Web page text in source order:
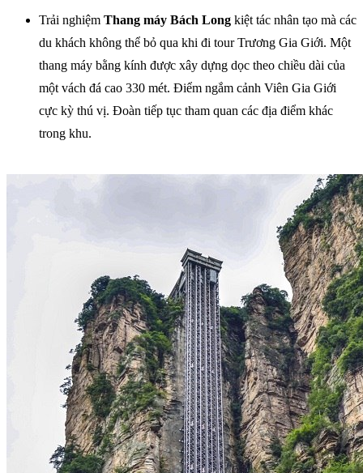
Trải nghiệm Thang máy Bách Long kiệt tác nhân tạo mà các
du khách không thể bỏ qua khi đi tour Trương Gia Giới. Một
thang máy bằng kính được xây dựng dọc theo chiều dài của
một vách đá cao 330 mét. Điểm ngắm cảnh Viên Gia Giới
cực kỳ thú vị. Đoàn tiếp tục tham quan các địa điểm khác
trong khu.